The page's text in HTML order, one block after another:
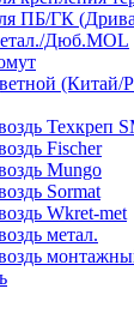
ПБ/ГК
Дюб.MOL
(Китай/
Техкреп
Fischer
Mungo
Sormat
Wkret-met
метал.